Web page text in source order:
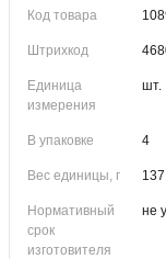
Код товара
Штрихкод
Единица
измерения
шт.
В упаковке 4
Вес единицы, г 137
Нормативный
срок
изготовителя
не